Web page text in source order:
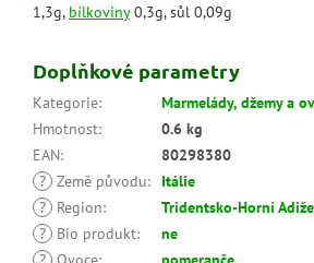
1,3g, bílkoviny0,3g, sůl 0,09g
Doplňkové parametry
Kategorie:
Marmelády, džemy a
Hmotnost:
0.6 kg
EAN:
80298380
? Země původu:
Itálie
?
Region:
Tridentsko-Horní Adiže
?
Bio produkt:
ne